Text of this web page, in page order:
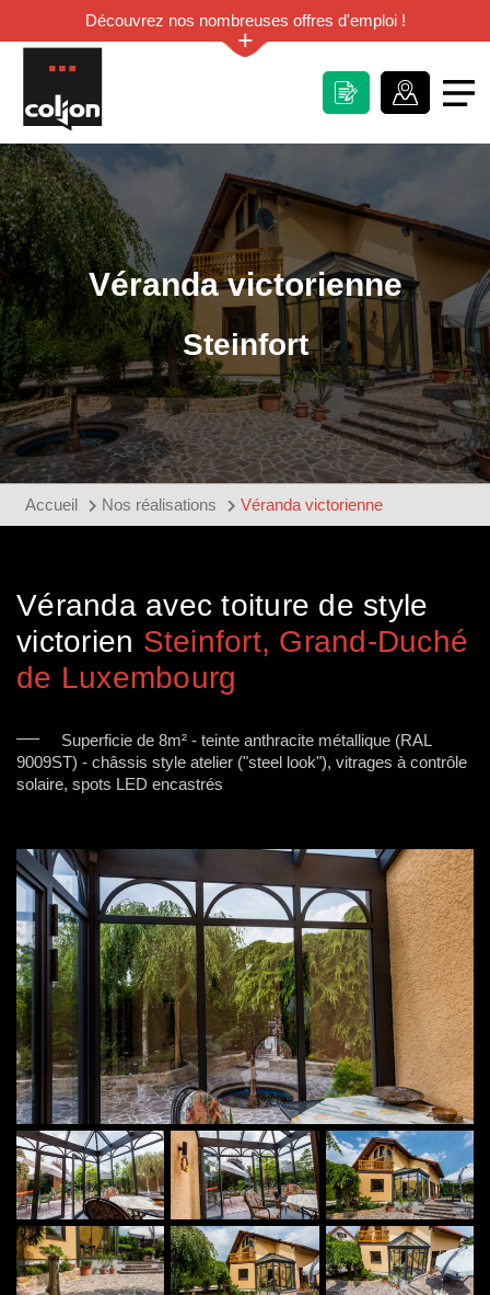
Découvrez nos nombreuses offres d'emploi !
+
Véranda victorienne
Steinfort
Accueil Nos réalisations Véranda victorienne
Véranda avec toiture de style
victorien Steinfort, Grand-Duché
de Luxembourg
Superficie de 8m² - teinte anthracite métallique (RAL
9009ST) - châssis style atelier ("steel look"), vitrages à contrôle
solaire, spots LED encastrés